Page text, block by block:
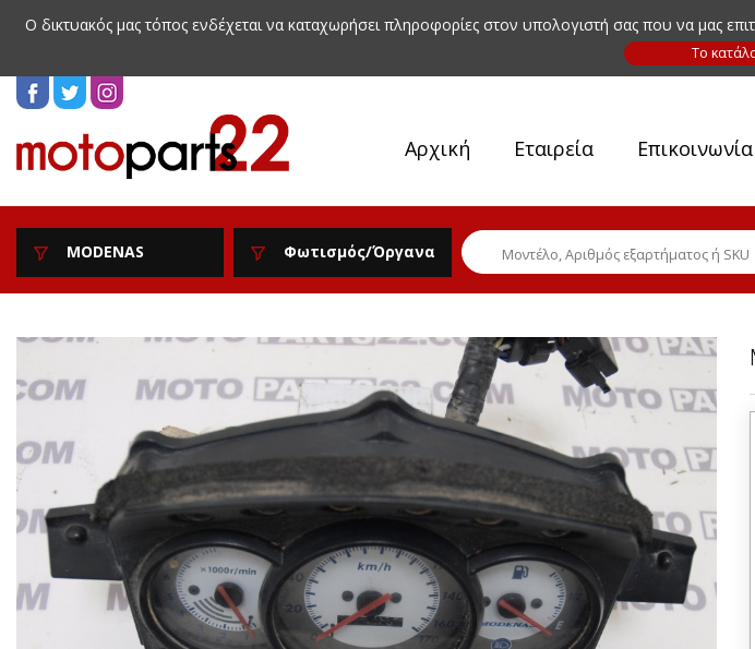
Ο δικτυακός μας τόπος ενδέχεται να καταχωρήσει πληροφορίες στον υπολογιστή σας που να μας
Αρχική Εταιρεία Επικοινωνία
MODENAS Φωτισμός/Όργανα